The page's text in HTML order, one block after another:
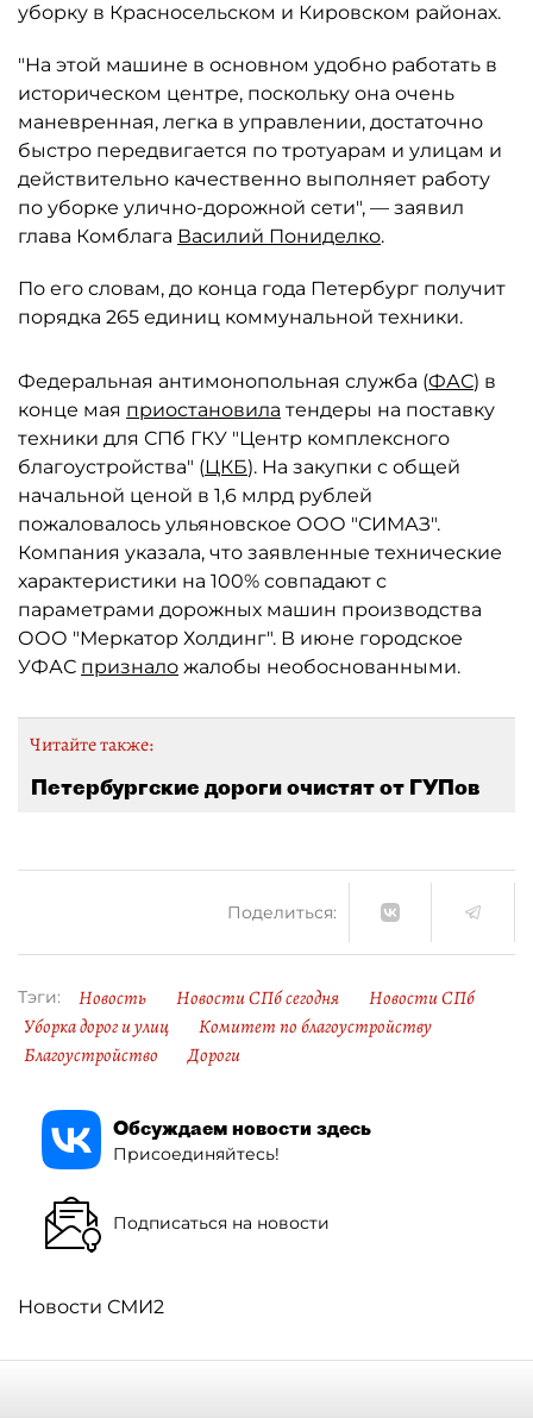
уборку в Красносельском и Кировском районах.
"На этой машине в основном удобно работать в
историческом центре, поскольку она очень
маневренная, легка в управлении, достаточно
быстро передвигается по тротуарам и улицам и
действительно качественно выполняет работу
по уборке улично-дорожной сети", — заявил
глава Комблага Василий Пониделко.
По его словам, до конца года Петербург получит
порядка 265 единиц коммунальной техники.
Федеральная антимонопольная служба (ФАС) в
конце мая приостановила тендеры на поставку
техники для СПб ГКУ "Центр комплексного
благоустройства" (ЦКБ). На закупки с общей
начальной ценой в 1,6 млрд рублей
пожаловалось ульяновское ООО "СИМАЗ".
Компания указала, что заявленные технические
характеристики на 100% совпадают с
параметрами дорожных машин производства
ООО "Меркатор Холдинг". В июне городское
УФАС признало жалобы необоснованными.
Читайте также:
Петербургские дороги очистят от ГУПов
Поделиться:
Тэги: Новость Новости СПб сегодня
Новости СПб
Уборка дорог и улиц
Комитет по благоустройству
Благоустройство
Дороги
Обсуждаем новости здесь
Присоединяйтесь!
Подписаться на новости
Новости СМИ2